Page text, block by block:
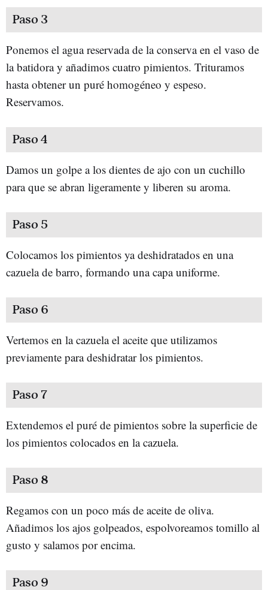
Paso 3
Ponemos el agua reservada de la conserva en el vaso de
la batidora y añadimos cuatro pimientos. Trituramos
hasta obtener un puré homogéneo y espeso.
Reservamos.
Paso 4
Damos un golpe a los dientes de ajo con un cuchillo
para que se abran ligeramente y liberen su aroma.
Paso 5
Colocamos los pimientos ya deshidratados en una
cazuela de barro, formando una capa uniforme.
Paso 6
Vertemos en la cazuela el aceite que utilizamos
previamente para deshidratar los pimientos.
Paso 7
Extendemos el puré de pimientos sobre la superficie de
los pimientos colocados en la cazuela.
Paso 8
Regamos con un poco más de aceite de oliva.
Añadimos los ajos golpeados, espolvoreamos tomillo al
gusto y salamos por encima.
Paso 9